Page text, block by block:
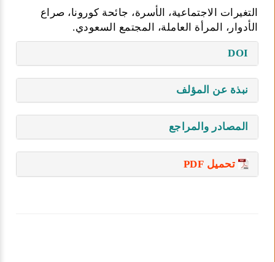
التغيرات الاجتماعية، الأسرة، جائحة كورونا، صراع
الأدوار، المرأة العاملة، المجتمع السعودي.
DOI
نبذة عن المؤلف
المصادر والمراجع
تحميل PDF